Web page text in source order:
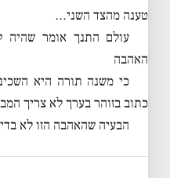
טענה מהצד השני…
עולם התנך אומר שהיה
האהבה
כי משנה תורה היא
כתוב בזוהר בערך לא צריך
הבעיה שהאהבה הזו לא